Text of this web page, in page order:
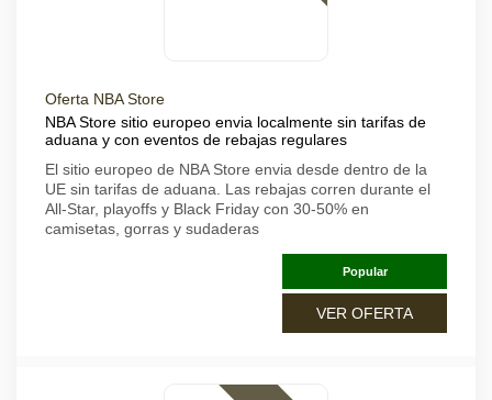
Oferta NBA Store
NBA Store sitio europeo envia localmente sin tarifas de
aduana y con eventos de rebajas regulares
El sitio europeo de NBA Store envia desde dentro de la
UE sin tarifas de aduana. Las rebajas corren durante el
All-Star, playoffs y Black Friday con 30-50% en
camisetas, gorras y sudaderas
Popular
VER OFERTA